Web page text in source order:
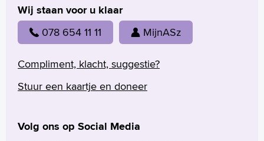
Behandelingen
Voorlichtingsfilms
Uw dossier inzien?
Wachttijden
Folders
Homepage
Wij staan voor u klaar
078 654 11 11 MijnASz
Compliment, klacht, suggestie?
Stuur een kaartje en doneer
Volg ons op Social Media